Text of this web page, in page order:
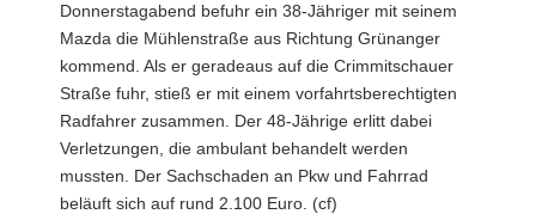
Donnerstagabend befuhr ein 38-Jähriger mit seinem
Mazda die Mühlenstraße aus Richtung Grünanger
kommend. Als er geradeaus auf die Crimmitschauer
Straße fuhr, stieß er mit einem vorfahrtsberechtigten
Radfahrer zusammen. Der 48-Jährige erlitt dabei
Verletzungen, die ambulant behandelt werden
mussten. Der Sachschaden an Pkw und Fahrrad
beläuft sich auf rund 2.100 Euro. (cf)